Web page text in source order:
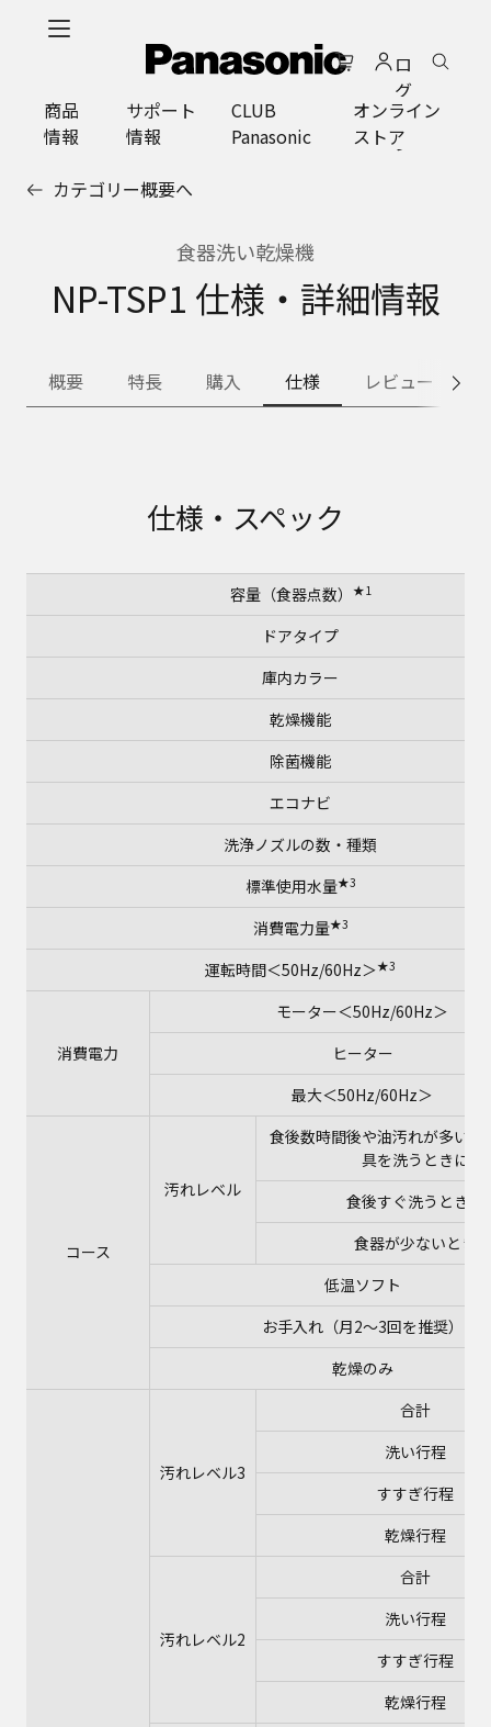
ロ
グ
イ
ン
商品
情報
サポート
情報
CLUB
Panasonic
オンライン
ストア
カテゴリー概要へ
食器洗い乾燥機
NP-TSP1 仕様・詳細情報
概要 特長 購入 仕様 レビュー
仕様・スペック
容量（食器点数） ★1
ドアタイプ
庫内カラー
乾燥機能
除菌機能
エコナビ
洗浄ノズルの数・種類
標準使用水量★3
消費電力量★3
運転時間＜50Hz/60Hz＞★3
消費電力
モーター＜50Hz/60Hz＞
ヒーター
最大＜50Hz/60Hz＞
コース
汚れレベル
食後数時間後や油汚れが多い食
具を洗うときに
食後すぐ洗うときに
食器が少ないとき
低温ソフト
お手入れ（月2～3回を推奨）
乾燥のみ
汚れレベル3
合計
洗い行程
すすぎ行程
乾燥行程
汚れレベル2
合計
洗い行程
すすぎ行程
乾燥行程